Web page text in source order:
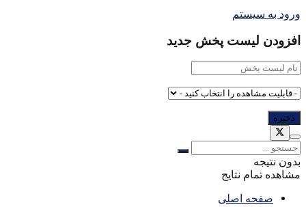
ورود به سیستم
افزودن لیست پخش جدید
بدون نتیجه
مشاهده تمام نتایج
صفحه اصلی